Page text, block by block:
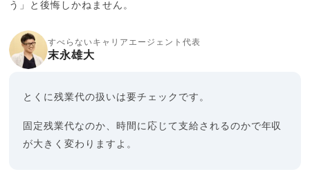
う」と後悔しかねません。
すべらないキャリアエージェント代表
末永雄大
とくに残業代の扱いは要チェックです。
固定残業代なのか、時間に応じて支給されるのかで年収
が大きく変わりますよ。